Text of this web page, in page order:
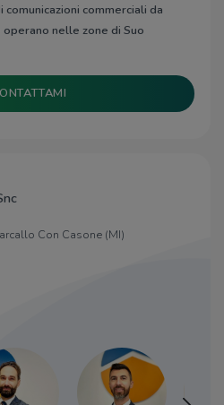
comunicazioni commerciali da
nelle zone di Suo
Con Casone (MI)